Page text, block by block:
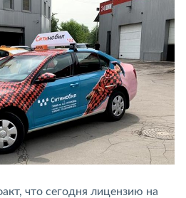
что сегодня лицензию на